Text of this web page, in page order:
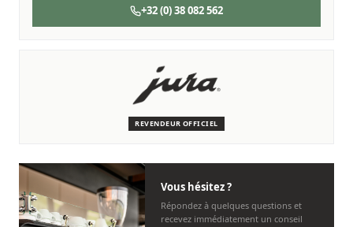
+32 (0) 38 082 562
REVENDEUR OFFICIEL
Nous sommes là pour vous
Personnel, rapide et sans tracas.
Vous hésitez ?
Répondez à quelques questions et
recevez immédiatement un conseil